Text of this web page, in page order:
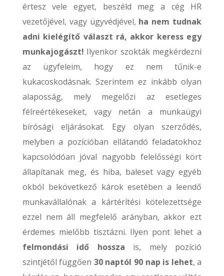
értesz vele egyet, beszéld meg a cég HR
vezetőjével, vagy ügyvédjével, ha nem tudnak
adni kielégítő választ rá, akkor keress egy
munkajogászt! Ilyenkor szokták megkérdezni
az ügyfeleim, hogy ez nem tűnik-e
kukacoskodásnak. Szerintem ez inkább olyan
alaposság, mely megelőzi az esetleges
félreértékeseket, vagy netán a munkaügyi
bírósági eljárásokat. Egy olyan szerződés,
melyben a pozícióban ellátandó feladatokhoz
kapcsolódóan jóval nagyobb felelősségi kört
állapítanak meg, és hiba, baleset vagy egyéb
okból bekövetkező károk esetében a leendő
munkavállalónak a kártérítési kötelezettsége
ezzel nem áll megfelelő arányban, akkor ezt
érdemes mielőbb tisztázni. Ilyen pont lehet a
felmondási idő hossza is, mely pozíció
szintjétől függően 30 naptól 90 nap is lehet, a